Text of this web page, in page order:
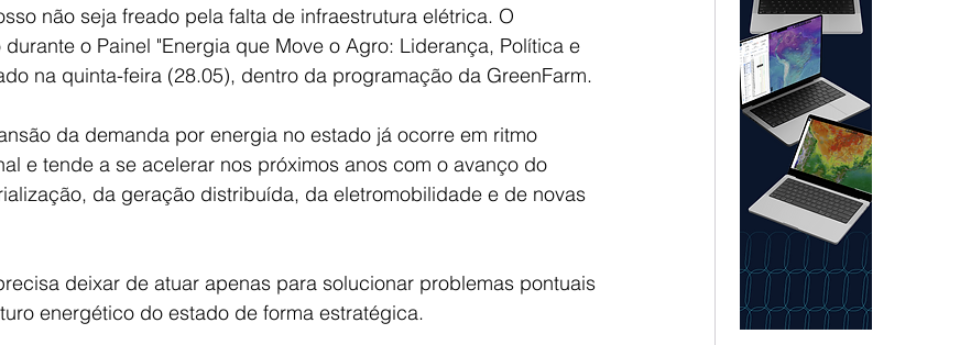
não seja freado pela falta de infraestrutura elétrica. O
o Painel "Energia que Move o Agro: Liderança, Política e
na quinta-feira (28.05), dentro da programação da GreenFarm.
da demanda por energia no estado já ocorre em ritmo
e tende a se acelerar nos próximos anos com o avanço do
da geração distribuída, da eletromobilidade e de novas
deixar de atuar apenas para solucionar problemas pontuais
energético do estado de forma estratégica.